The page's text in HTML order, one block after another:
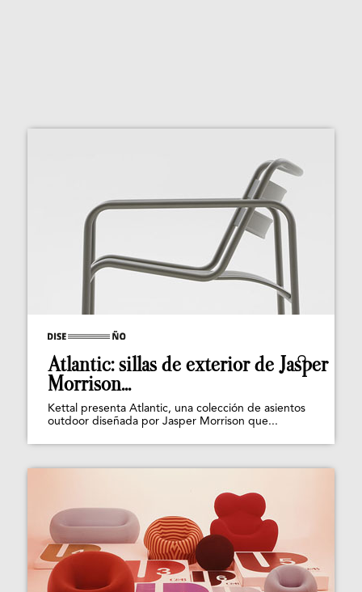
Atlantic: sillas de exterior de Jasper
Morrison...
Kettal presenta Atlantic, una colección de asientos
outdoor diseñada por Jasper Morrison que...